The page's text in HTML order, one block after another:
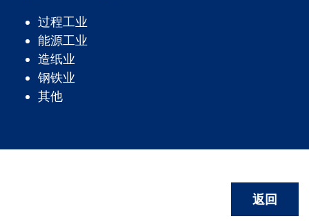
过程工业
能源工业
造纸业
钢铁业
其他
返回